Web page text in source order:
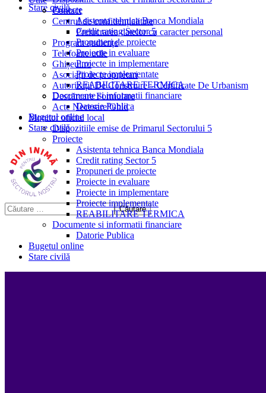
Stare civilă
Proiecte
Asistenta tehnica Banca Mondiala
Credit rating Sector 5
Propuneri de proiecte
Proiecte in evaluare
Proiecte in implementare
Proiecte implementate
REABILITARE TERMICA
Documente si informatii financiare
Datorie Publica
Bugetul online
Stare civilă
Contact
Centrul de confidențialitate
Prelucrarea datelor cu caracter personal
Program audiențe
Telefoane utile
Ghișeul.ro
Asociații de proprietari
Autorizații De Construire – Certificate De Urbanism
Descărcare Formulare
Acte Necesare/Ghid
Monitor oficial local
Dispozitiile emise de Primarul Sectorului 5
Proiecte
Asistenta tehnica Banca Mondiala
Credit rating Sector 5
Propuneri de proiecte
Proiecte in evaluare
Proiecte in implementare
Proiecte implementate
REABILITARE TERMICA
Documente si informatii financiare
Datorie Publica
Bugetul online
Stare civilă